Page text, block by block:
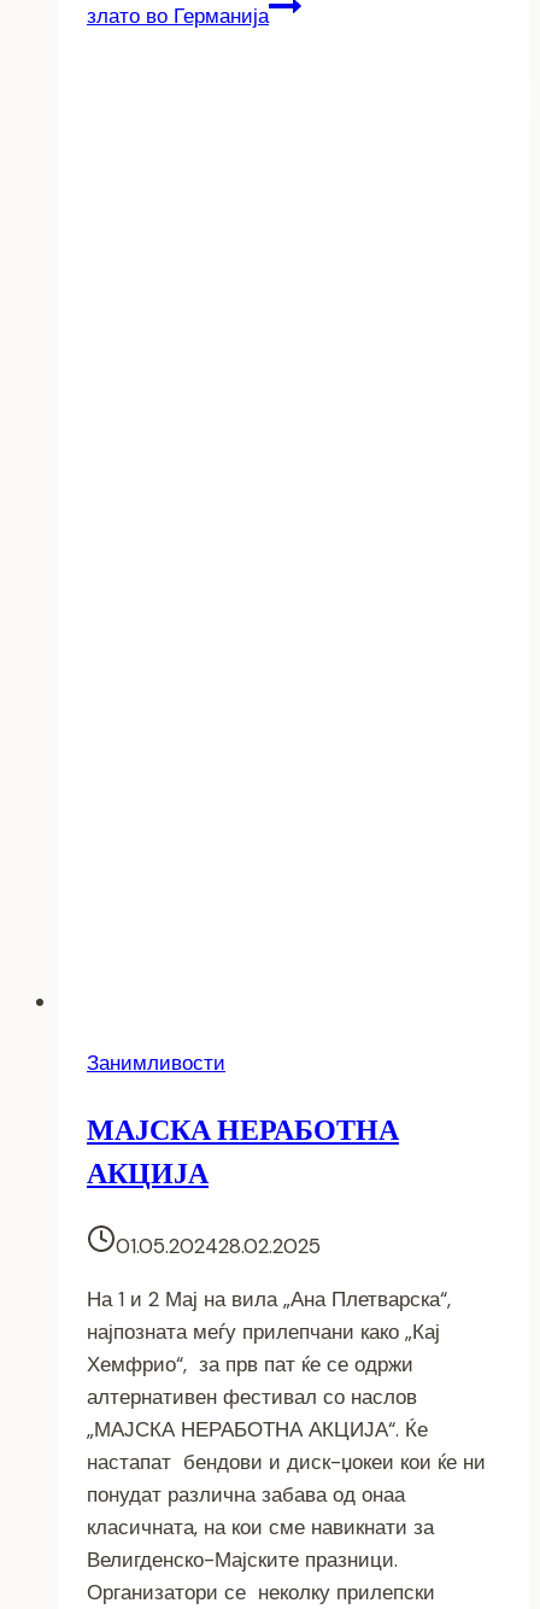
злато во Германија
Занимливости
МАЈСКА НЕРАБОТНА
АКЦИЈА
01.05.202428.02.2025
На 1 и 2 Мај на вила „Ана Плетварска“,
најпозната меѓу прилепчани како „Кај
Хемфрио“, за прв пат ќе се одржи
алтернативен фестивал со наслов
„МАЈСКА НЕРАБОТНА АКЦИЈА“. Ќе
настапат бендови и диск-џокеи кои ќе ни
понудат различна забава од онаа
класичната, на кои сме навикнати за
Велигденско-Мајските празници.
Организатори се неколку прилепски